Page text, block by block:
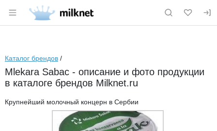
Раздел навигации по сайту milknet.ru
Каталог брендов /
Mlekara Sabac - описание и фото продукции
в каталоге брендов Milknet.ru
Крупнейший молочный концерн в Сербии